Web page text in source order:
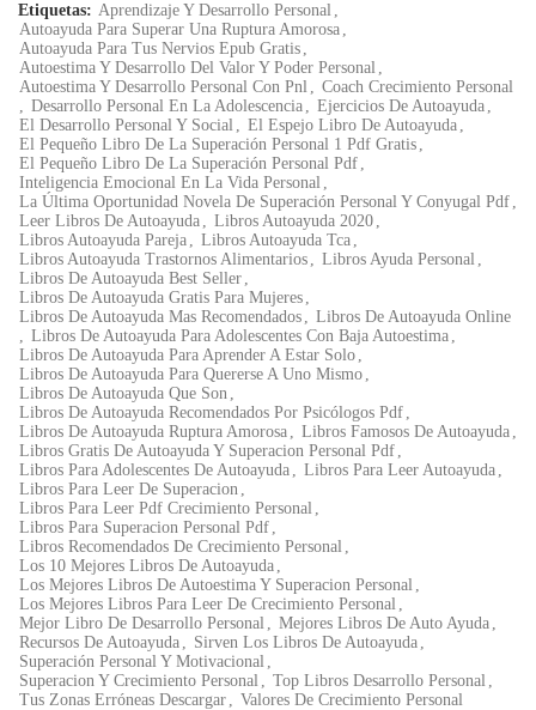
Etiquetas: Aprendizaje Y Desarrollo Personal ,
Autoayuda Para Superar Una Ruptura Amorosa ,
Autoayuda Para Tus Nervios Epub Gratis ,
Autoestima Y Desarrollo Del Valor Y Poder Personal ,
Autoestima Y Desarrollo Personal Con Pnl , Coach Crecimiento Personal
, Desarrollo Personal En La Adolescencia , Ejercicios De Autoayuda ,
El Desarrollo Personal Y Social , El Espejo Libro De Autoayuda ,
El Pequeño Libro De La Superación Personal 1 Pdf Gratis ,
El Pequeño Libro De La Superación Personal Pdf ,
Inteligencia Emocional En La Vida Personal ,
La Última Oportunidad Novela De Superación Personal Y Conyugal Pdf ,
Leer Libros De Autoayuda , Libros Autoayuda 2020 ,
Libros Autoayuda Pareja , Libros Autoayuda Tca ,
Libros Autoayuda Trastornos Alimentarios , Libros Ayuda Personal ,
Libros De Autoayuda Best Seller ,
Libros De Autoayuda Gratis Para Mujeres ,
Libros De Autoayuda Mas Recomendados , Libros De Autoayuda Online
, Libros De Autoayuda Para Adolescentes Con Baja Autoestima ,
Libros De Autoayuda Para Aprender A Estar Solo ,
Libros De Autoayuda Para Quererse A Uno Mismo ,
Libros De Autoayuda Que Son ,
Libros De Autoayuda Recomendados Por Psicólogos Pdf ,
Libros De Autoayuda Ruptura Amorosa , Libros Famosos De Autoayuda ,
Libros Gratis De Autoayuda Y Superacion Personal Pdf ,
Libros Para Adolescentes De Autoayuda , Libros Para Leer Autoayuda ,
Libros Para Leer De Superacion ,
Libros Para Leer Pdf Crecimiento Personal ,
Libros Para Superacion Personal Pdf ,
Libros Recomendados De Crecimiento Personal ,
Los 10 Mejores Libros De Autoayuda ,
Los Mejores Libros De Autoestima Y Superacion Personal ,
Los Mejores Libros Para Leer De Crecimiento Personal ,
Mejor Libro De Desarrollo Personal , Mejores Libros De Auto Ayuda ,
Recursos De Autoayuda , Sirven Los Libros De Autoayuda ,
Superación Personal Y Motivacional ,
Superacion Y Crecimiento Personal , Top Libros Desarrollo Personal ,
Tus Zonas Erróneas Descargar , Valores De Crecimiento Personal